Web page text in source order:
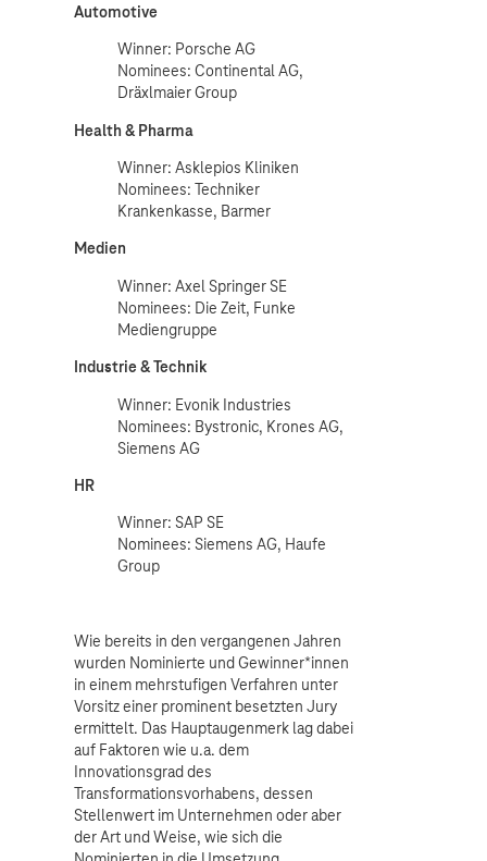
Automotive
Winner: Porsche AG
Nominees: Continental AG,
Dräxlmaier Group
Health & Pharma
Winner: Asklepios Kliniken
Nominees: Techniker
Krankenkasse, Barmer
Medien
Winner: Axel Springer SE
Nominees: Die Zeit, Funke
Mediengruppe
Industrie & Technik
Winner: Evonik Industries
Nominees: Bystronic, Krones AG,
Siemens AG
HR
Winner: SAP SE
Nominees: Siemens AG, Haufe
Group
Wie bereits in den vergangenen Jahren
wurden Nominierte und Gewinner*innen
in einem mehrstufigen Verfahren unter
Vorsitz einer prominent besetzten Jury
ermittelt. Das Hauptaugenmerk lag dabei
auf Faktoren wie u.a. dem
Innovationsgrad des
Transformationsvorhabens, dessen
Stellenwert im Unternehmen oder aber
der Art und Weise, wie sich die